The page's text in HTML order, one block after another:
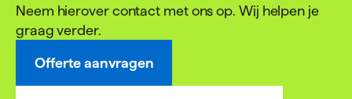
Neem hierover contact met ons op. Wij helpen je
graag verder.
Offerte aanvragen